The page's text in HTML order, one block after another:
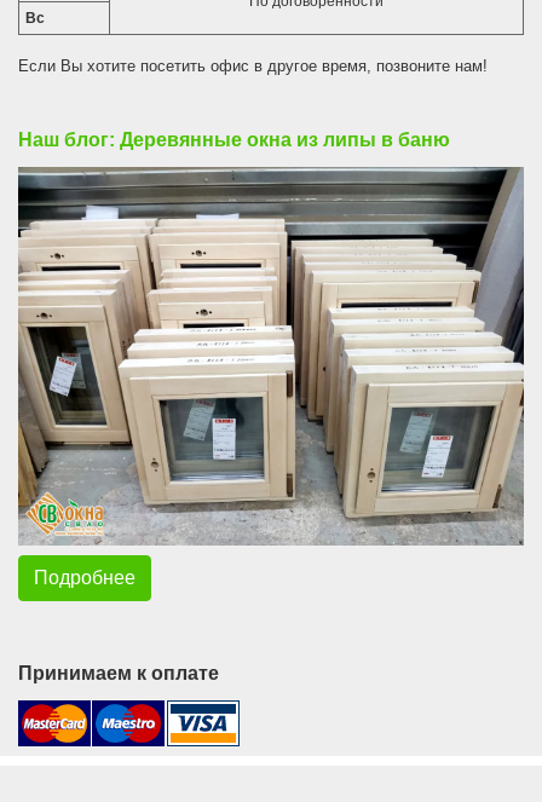
Вс
Если Вы хотите посетить офис в другое время, позвоните нам!
Наш блог: Деревянные окна из липы в баню
Подробнее
Принимаем к оплате